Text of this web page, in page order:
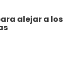
alejar a los